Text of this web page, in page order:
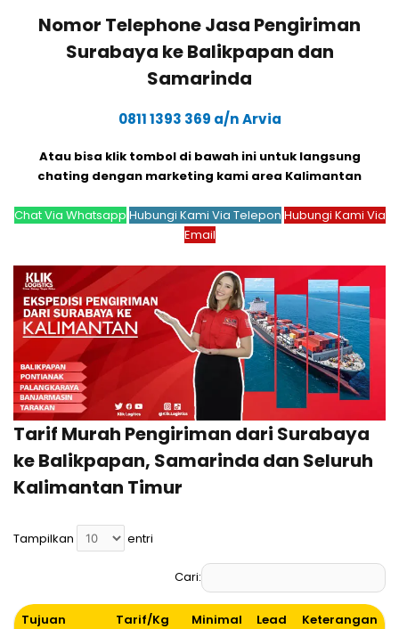
Nomor Telephone Jasa Pengiriman
Surabaya ke Balikpapan dan
Samarinda
0811 1393 369 a/n Arvia
Atau bisa klik tombol di bawah ini untuk langsung
chating dengan marketing kami area Kalimantan
Chat Via Whatsapp Hubungi Kami Via Telepon Hubungi Kami Via
Email
Tarif Murah Pengiriman dari Surabaya
ke Balikpapan, Samarinda dan Seluruh
Kalimantan Timur
Tampilkan entri
Cari:
Tujuan Tarif/Kg
Minimal
Lead
Keterangan